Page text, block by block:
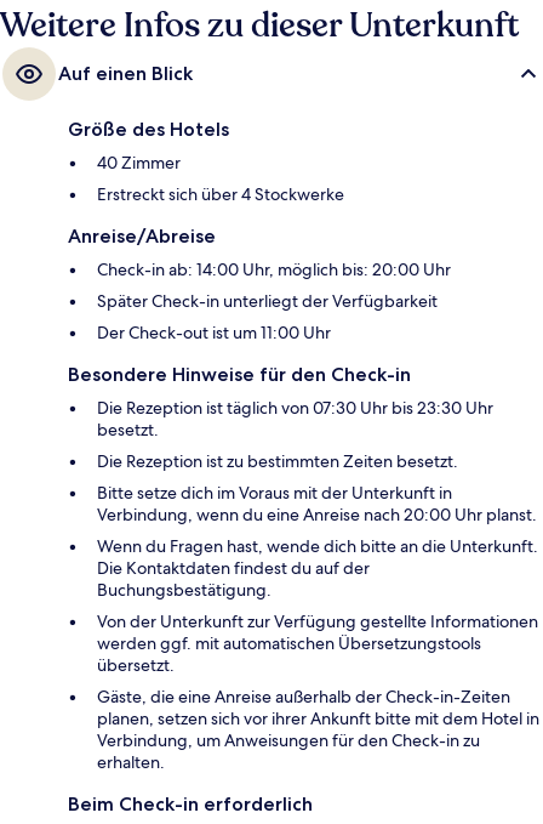
Weitere Infos zu dieser Unterkunft
Auf einen Blick
Größe des Hotels
40 Zimmer
Erstreckt sich über 4 Stockwerke
Anreise/Abreise
Check-in ab: 14:00 Uhr, möglich bis: 20:00 Uhr
Später Check-in unterliegt der Verfügbarkeit
Der Check-out ist um 11:00 Uhr
Besondere Hinweise für den Check-in
Die Rezeption ist täglich von 07:30 Uhr bis 23:30 Uhr
besetzt.
Die Rezeption ist zu bestimmten Zeiten besetzt.
Bitte setze dich im Voraus mit der Unterkunft in
Verbindung, wenn du eine Anreise nach 20:00 Uhr planst.
Wenn du Fragen hast, wende dich bitte an die Unterkunft.
Die Kontaktdaten findest du auf der
Buchungsbestätigung.
Von der Unterkunft zur Verfügung gestellte Informationen
werden ggf. mit automatischen Übersetzungstools
übersetzt.
Gäste, die eine Anreise außerhalb der Check-in-Zeiten
planen, setzen sich vor ihrer Ankunft bitte mit dem Hotel in
Verbindung, um Anweisungen für den Check-in zu
erhalten.
Beim Check-in erforderlich